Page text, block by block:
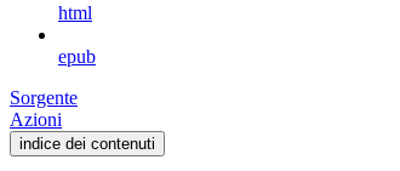
html
epub
Sorgente
Azioni
indice dei contenuti